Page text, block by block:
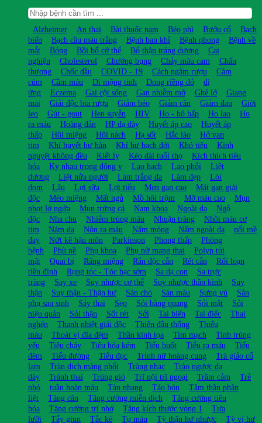
Alzheimer An thai Bài thuốc nam Béo phì Bướu cổ
Bạch
biến
Bạch cầu máu trắng Bệnh ban khỉ Bệnh phong
Bệnh về
mắt
Bỏng Bồi bổ cở thể Bổ thận tráng dương
Cai
nghiện
Cholesterol Chướng bụng Chảy máu cam
Chấn
thương
Chốc đầu COVID - 19 Cách ngâm rượu
Cảm
cúm
Cầm máu Di mộng tinh Dong riềng đỏ
dị
ứng
Eczema Gai cột sống Gan nhiễm mỡ Ghẻ lở
Giang
mai
Giải độc bia rượu Giảm béo Giảm cân Giảm đau
Giời
leo
Gút - gout Hen suyễn HIV Ho - hô hấp Ho lao
Ho
ra máu
Hoàng đản HP dạ dày Huyết áp cao
Huyết áp
thấp
Hôi miệng Hôi nách Hạ sốt Hắc lào
Hở van
tim
Khí huyết hư hàn Khí hư bạch đới Khó tiêu
Kinh
nguyệt không đều
Kiết lỵ Kéo dài tuổi thọ
Kích thích tiêu
hóa
Kỵ nhau trong đông y Lao hạch Lao phổi
Liệt
dương
Liệt nửa người Làm trắng da Làm đẹp
Lòi
dom
Lậu Lợi sữa Lợi tiểu Men gan cao
Mát gan giải
độc
Méo miệng Mất ngủ Mồ hôi trộm Mỡ máu cao
Mụn
nhọt lở ngứa
Mụn trứng cá Nam khoa Ngoài da
Ngộ
độc
Nha chu Nhiễm trùng máu Nhuận tràng
Nhồi máu cơ
tim
Nám da Nôn ra máu Nấm móng Nấm ngoài da
nổi mề
đay
Nứt kẽ hậu môn Parkinson Phong thấp
Phòng
bệnh
Phù nề Phụ khoa Phụ nữ mang thai
Polyp túi
mật
Quai bị Răng miệng Rắn độc cắn Rết cắn
Rối loạn
tiền đình
Rụng tóc - Tóc bạc sớm Sa dạ con
Sa trực
tràng
Say xe Suy nhược cơ thể Suy nhược thần kinh
Suy
thận
Suy thận - Thận hư Sán chó Sán máu Sưng vú
Sản
phụ sau sinh
Sảy thai Sẹo Sỏi bàng quang Sỏi mật
Sỏi
niệu quản
Sỏi thận Sốt rét Sởi Tai biến Tai điếc
Thai
nghén
Thanh nhiệt giải độc Thiên đầu thống
Thiếu
máu
Thoát vị đĩa đệm Thần kinh tọa Tim mạch
Tinh trùng
yếu
Tiêu chảy Tiêu hóa kém Tiểu buốt Tiểu ra máu
Tiểu
đêm
Tiểu đường Tiểu đục Trinh nữ hoàng cung
Trà giảo cổ
lam
Tràn dịch màng phổi Tràng nhạc
Trào ngược dạ
dày
Tránh thai Trúng gió Trĩ nội trĩ ngoại Trầm cảm
Trẻ
nhỏ
tuần hoàn máu Tàn nhang Táo bón
Tâm thần phân
liệt
Tăng cân Tăng cường miễn dịch
Tăng cường tiêu
hóa
Tăng cường trí nhớ Tăng kích thước vòng 1
Tưa
lưỡi
Tẩy giun Tắc kè Tụ máu Tỳ thận hư nhược
Tỳ vị hư